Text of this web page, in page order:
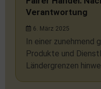
Verantwortung
6. März 2025
In einer zunehmend
Produkte und
Ländergrenzen